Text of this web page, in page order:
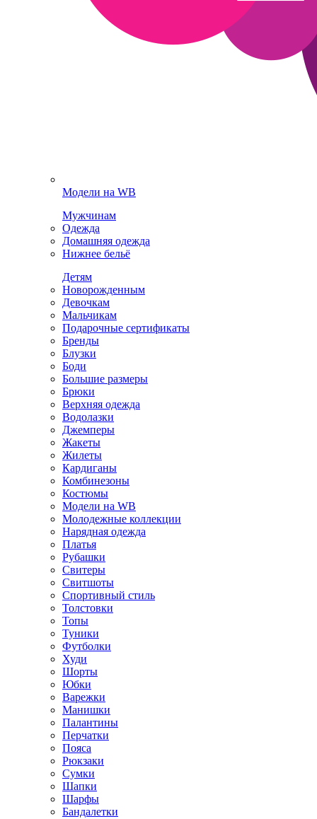
Модели на WB
Мужчинам
Одежда
Домашняя одежда
Нижнее бельё
Детям
Новорожденным
Девочкам
Мальчикам
Подарочные сертификаты
Бренды
Блузки
Боди
Большие размеры
Брюки
Верхняя одежда
Водолазки
Джемперы
Жакеты
Жилеты
Кардиганы
Комбинезоны
Костюмы
Модели на WB
Молодежные коллекции
Нарядная одежда
Платья
Рубашки
Свитеры
Свитшоты
Спортивный стиль
Толстовки
Топы
Туники
Футболки
Худи
Шорты
Юбки
Варежки
Манишки
Палантины
Перчатки
Пояса
Рюкзаки
Сумки
Шапки
Шарфы
Бандалетки